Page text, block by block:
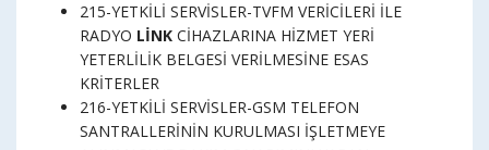
215-YETKİLİ SERVİSLER-TVFM VERİCİLERİ İLE
RADYO LİNK CİHAZLARINA HİZMET YERİ
YETERLİLİK BELGESİ VERİLMESİNE ESAS
KRİTERLER
216-YETKİLİ SERVİSLER-GSM TELEFON
SANTRALLERİNİN KURULMASI İŞLETMEYE